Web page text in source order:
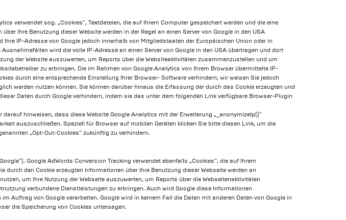
verwendet sog. „Cookies“, Textdateien, die auf Ihrem Computer gespeichert werden und die eine
Ihre Benutzung dieser Website werden in der Regel an einen Server von Google in den USA
IP-Adresse von Google jedoch innerhalb von Mitgliedstaaten der Europäischen Union oder in
wird die volle IP-Adresse an einen Server von Google in den USA übertragen und dort
der Website auszuwerten, um Reports über die Websiteaktivitäten zusammenzustellen und um
zu erbringen. Die im Rahmen von Google Analytics von Ihrem Browser übermittelte IP-
durch eine entsprechende Einstellung Ihrer Browser- Software verhindern; wir weisen Sie jedoch
werden nutzen können. Sie können darüber hinaus die Erfassung der durch das Cookie erzeugten und
Daten durch Google verhindern, indem sie das unter dem folgenden Link verfügbare Browser-Plugin
hinweisen, dass diese Website Google Analytics mit der Erweiterung „_anonymizeIp()“
auszuschließen. Speziell für Browser auf mobilen Geräten klicken Sie bitte diesen Link, um die
„Opt-Out-Cookies“ zukünftig zu verhindern.
Google AdWords Conversion Tracking verwendet ebenfalls „Cookies“, die auf Ihrem
den Cookie erzeugten Informationen über Ihre Benutzung dieser Webseite werden an
um Ihre Nutzung der Webseite auszuwerten, um Reports über die Webseitenaktivitäten
verbundene Dienstleistungen zu erbringen. Auch wird Google diese Informationen
Auftrag von Google verarbeiten. Google wird in keinem Fall die Daten mit anderen Daten von Google in
die Speicherung von Cookies untersagen.